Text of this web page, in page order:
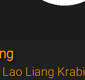
Liang Krabi